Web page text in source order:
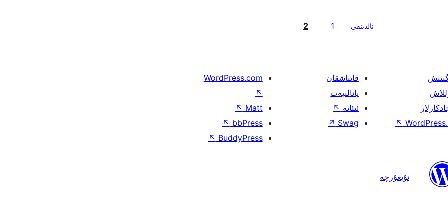
ئالدىنقى 1
2
↖
قاتناشقان
پائالىيەت
ئىئانە ↖
Swag
↗
WordPress.com
↖
Matt
↖
bbPress
↖
BuddyPress
↖
ئۇيغۇرچە